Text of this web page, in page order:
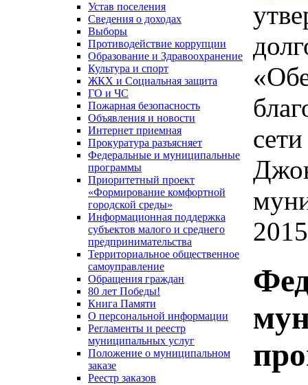
Устав поселения
Сведения о доходах
Выборы
Противодействие коррупции
Образование и Здравоохранение
Культура и спорт
ЖКХ и Социальная защита
ГО и ЧС
Пожарная безопасность
Объявления и новости
Интернет приемная
Прокуратура разъясняет
Федеральные и муниципальные
программы
Приоритетный проект
«Формирование комфортной
городской среды»
Информационная поддержка
субъектов малого и среднего
предпринимательства
Территориальное общественное
самоуправление
Обращения граждан
80 лет Победы!
Книга Памяти
О персональной информации
Регламенты и реестр
муниципальных услуг
Положение о муниципальном
заказе
Реестр заказов